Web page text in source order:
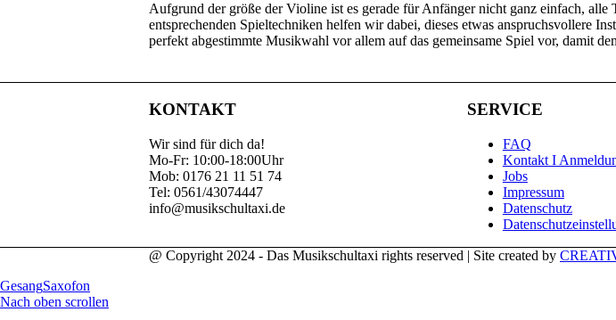
Aufgrund der größe der Violine ist es gerade für Anfänger nicht ganz einfach,
entsprechenden Spieltechniken helfen wir dabei, dieses etwas anspruchsvollere
perfekt abgestimmte Musikwahl vor allem auf das gemeinsame Spiel vor, damit
KONTAKT
Wir sind für dich da!
Mo-Fr: 10:00-18:00Uhr
Mob: 0176 21 11 51 74
Tel: 0561/43074447
info@musikschultaxi.de
SERVICE
FAQ
Kontakt I
Jobs
Impressum
Datenschutz
@ Copyright 2024 - Das Musikschultaxi rights reserved | Site created by
GesangSaxofon
Nach oben scrollen